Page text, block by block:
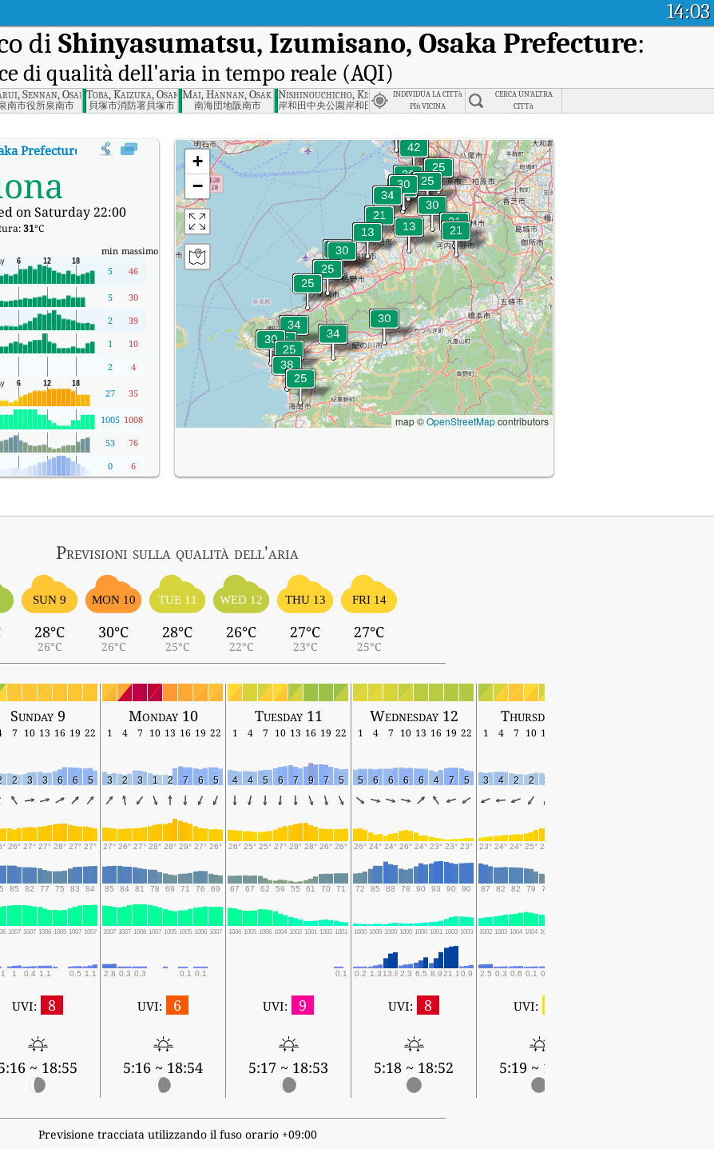
14:03
diShinyasumatsu, Izumisano, Osaka Prefecture:
di qualità dell'aria in tempo reale (AQI)
Osaka Prefecture
Sennan, Osaka Prefecture
南市役所泉南市
Toba, Kaizuka, Osaka Prefecture
貝塚市消防署貝塚市
Mai, Hannan, Osaka Prefecture
南海団地阪南市
Nishinouchicho, Kishiwada, Osaka Prefecture
岸和田中央公園岸和田市
INDIVIDUA LA CITTà
PIù VICINA
CERCA UN'ALTRA
CITTà
Prefecture Indice di qualità dell'aria in tempo reale (AQI) di Shinyasumatsu, Izumisano, Osaka Prefecture.
on Saturday 22:00
31°C
min massimo
5 46
5
30
2
39
1
10
2 4
27 35
1005 1008
53
76
0 6
+
−
map ©OpenStreetMapcontributors
Previsioni sulla qualità dell'aria
SUN 9
28°C
26°C
MON 10
30°C
26°C
TUE 11
28°C
25°C
WED 12
26°C
22°C
THU 13
27°C
23°C
FRI 14
27°C
25°C
Sunday 9 Monday 10 Tuesday 11 Wednesday 12 Thursday 13
7 10 13 16 19 22 1 4 7 10 13 16 19 22 1 4 7 10 13 16 19 22 1 4 7 10 13 16 19 22 1 4 7 10 13
2 3 3 6 6 5 3 2 3 1 2 7 6 5 4 4 5 6 7 9 7 5 5 6 6 6 6 4 7 5 3 4 2 2 3
26° 27° 27° 28° 27° 27° 27° 26° 27° 28° 28° 29° 27° 26° 26° 25° 25° 27° 28° 28° 26° 26° 26° 24° 24° 26° 24° 23° 23° 23° 23° 24° 24° 25° 27°
85 82 77 75 83 84 85 84 81 78 69 71 76 69 67 67 62 59 55 61 70 71 72 85 88 78 90 93 90 90 87 82 82 79 70
1007 1007 1006 1005 1007 1007 1007 1007 1008 1007 1005 1005 1006 1007 1006 1005 1006 1004 1002 1001 1002 1001 1000 1000 1000 1000 1000 1001 1003 1003 1002 1003 1004 1004 1003
1 0.4 1.1 0.5 1.1 2.8 0.3 0.3 0.1 0.1 0.1 0.2 1.3 13.8 2.3 6.5 8.9 21.1 0.9 2.5 0.3 0.6 0.1 0.6
UVI: 8
~ 18:55
UVI: 6
5:16 ~ 18:54
UVI: 9
5:17 ~ 18:53
UVI: 8
5:18 ~ 18:52
UVI:
5:19 ~ 18:51
Previsione tracciata utilizzando il fuso orario +09:00